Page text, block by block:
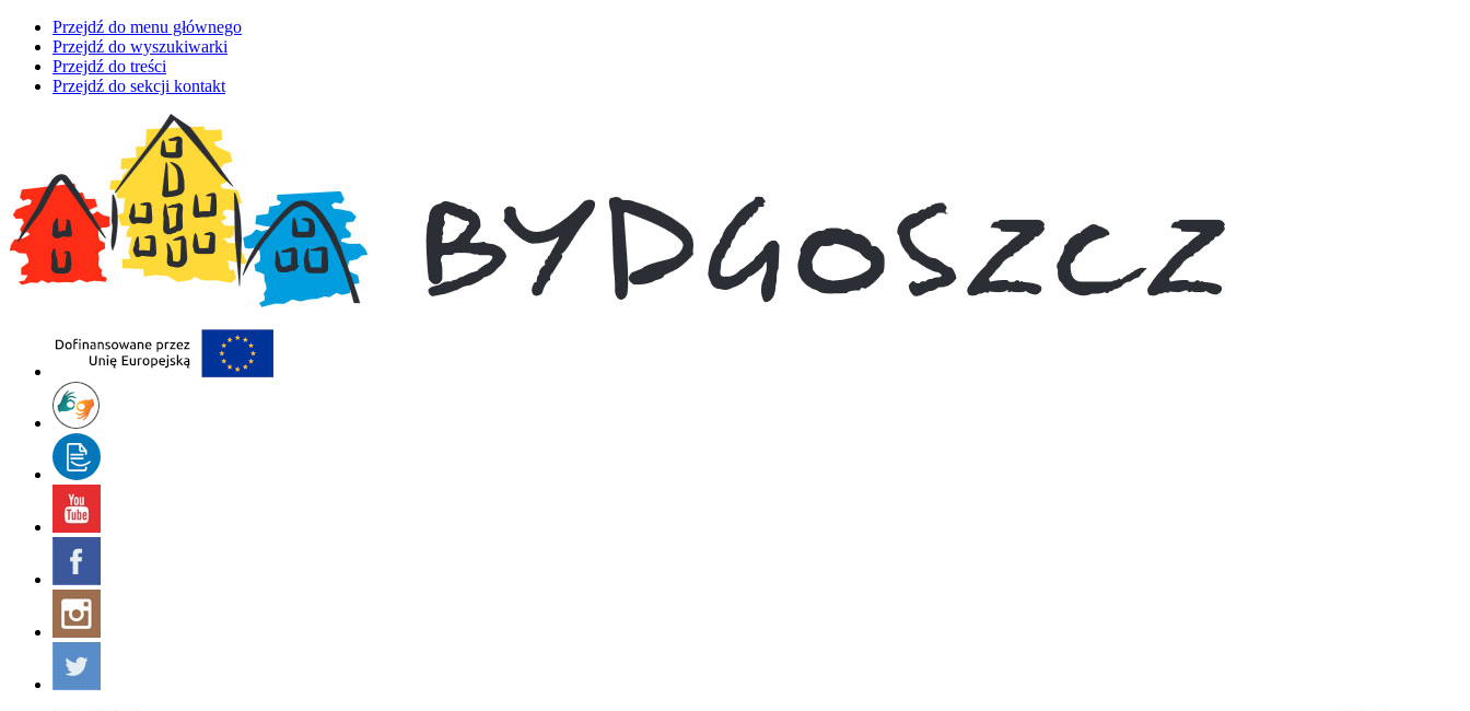
Przejdź do menu głównego
Przejdź do wyszukiwarki
Przejdź do treści
Przejdź do sekcji kontakt